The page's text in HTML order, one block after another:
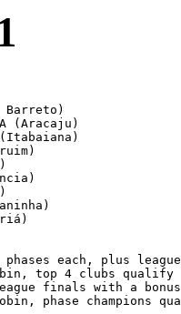
Barreto)
(Aracaju)
(Itabaiana)
each, plus
top 4 clubs qualify
finals with a
phase champions